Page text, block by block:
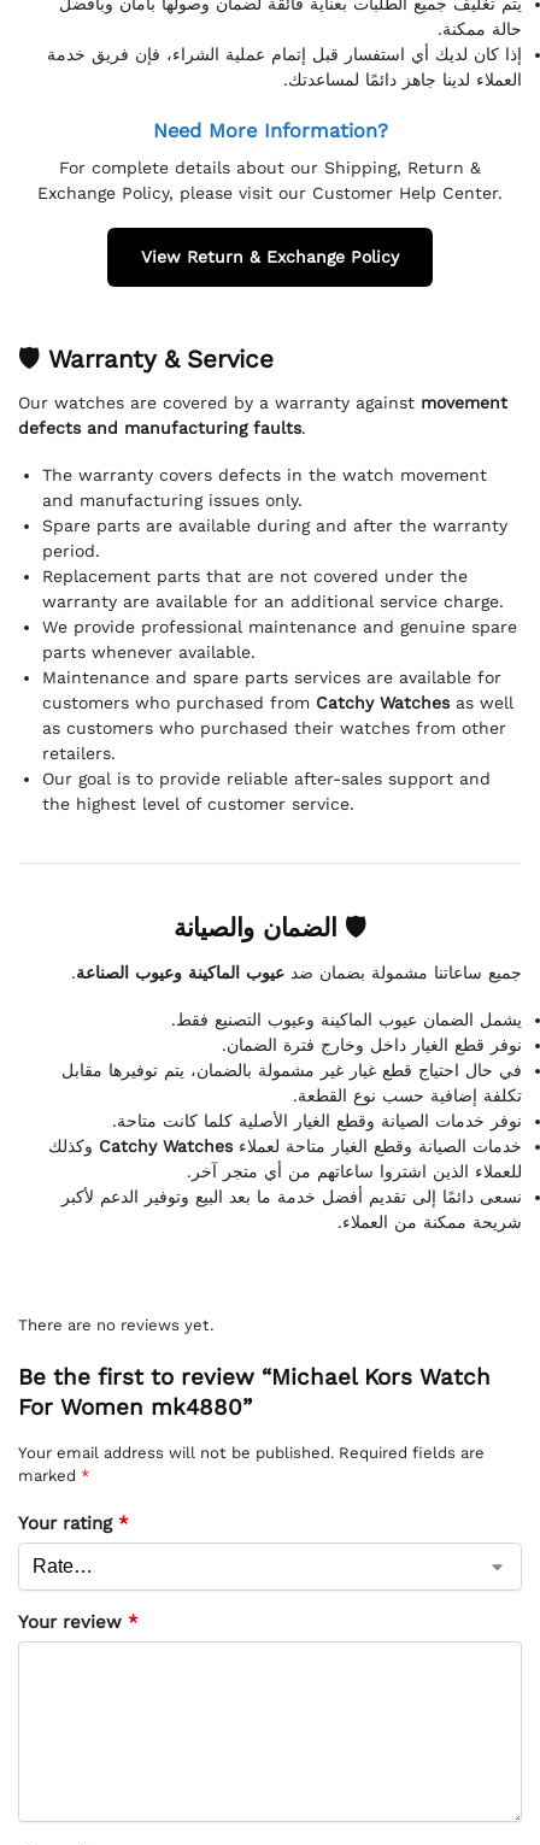
يتم تغليف جميع الطلبات بعناية فائقة لضمان وصولها بأمان وبأفضل
حالة ممكنة.
إذا كان لديك أي استفسار قبل إتمام عملية الشراء، فإن فريق خدمة
العملاء لدينا جاهز دائمًا لمساعدتك.
Need More Information?
For complete details about our Shipping, Return &
Exchange Policy, please visit our Customer Help Center.
View Return & Exchange Policy
🛡 Warranty & Service
Our watches are covered by a warranty against movement
defects and manufacturing faults.
The warranty covers defects in the watch movement
and manufacturing issues only.
Spare parts are available during and after the warranty
period.
Replacement parts that are not covered under the
warranty are available for an additional service charge.
We provide professional maintenance and genuine spare
parts whenever available.
Maintenance and spare parts services are available for
customers who purchased from Catchy Watchesas well
as customers who purchased their watches from other
retailers.
Our goal is to provide reliable after-sales support and
the highest level of customer service.
🛡 الضمان والصيانة
جميع ساعاتنا مشمولة بضمان ضد عيوب الماكينة وعيوب الصناعة.
يشمل الضمان عيوب الماكينة وعيوب التصنيع فقط.
نوفر قطع الغيار داخل وخارج فترة الضمان.
في حال احتياج قطع غيار غير مشمولة بالضمان، يتم توفيرها مقابل
تكلفة إضافية حسب نوع القطعة.
نوفر خدمات الصيانة وقطع الغيار الأصلية كلما كانت متاحة.
خدمات الصيانة وقطع الغيار متاحة لعملاءCatchy Watches وكذلك
للعملاء الذين اشتروا ساعاتهم من أي متجر آخر.
نسعى دائمًا إلى تقديم أفضل خدمة ما بعد البيع وتوفير الدعم لأكبر
شريحة ممكنة من العملاء.
There are no reviews yet.
Be the first to review “Michael Kors Watch
For Women mk4880”
Your email address will not be published. Required fields are
marked *
Your rating *
Your review *